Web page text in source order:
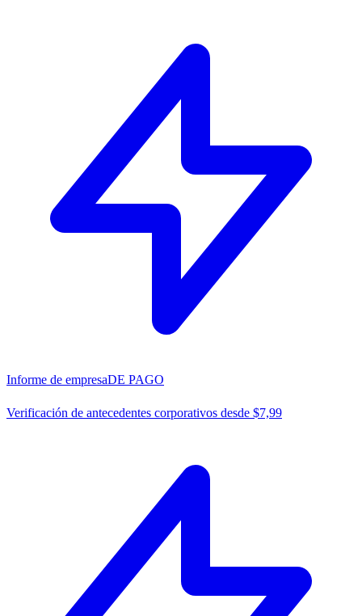
Informe de empresaDE PAGO
Verificación de antecedentes corporativos desde $7,99